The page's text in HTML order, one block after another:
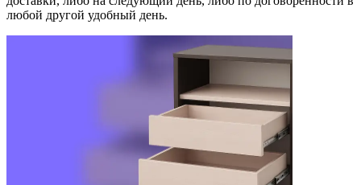
любой другой удобный день.